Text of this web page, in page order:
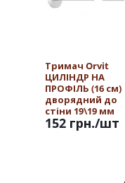
Тримач Orvit
ЦИЛІНДР НА
ПРОФІЛЬ (16 см)
дворядний до
стіни 19\19 мм
САТИН
152 грн./шт